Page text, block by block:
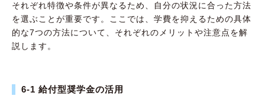
それぞれ特徴や条件が異なるため、自分の状況に合った方法
を選ぶことが重要です。ここでは、学費を抑えるための具体
的な7つの方法について、それぞれのメリットや注意点を解
説します。
6-1 給付型奨学金の活用